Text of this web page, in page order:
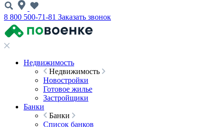
8 800 500-71-81 Заказать звонок
Недвижимость
Недвижимость
Новостройки
Готовое жилье
Застройщики
Банки
Банки
Список банков